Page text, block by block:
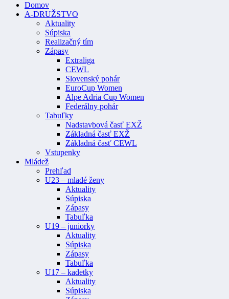
Domov
A-DRUŽSTVO
Aktuality
Súpiska
Realizačný tím
Zápasy
Extraliga
CEWL
Slovenský pohár
EuroCup Women
Alpe Adria Cup Women
Federálny pohár
Tabuľky
Nadstavbová časť EXŽ
Základná časť EXŽ
Základná časť CEWL
Vstupenky
Mládež
Prehľad
U23 – mladé ženy
Aktuality
Súpiska
Zápasy
Tabuľka
U19 – juniorky
Aktuality
Súpiska
Zápasy
Tabuľka
U17 – kadetky
Aktuality
Súpiska